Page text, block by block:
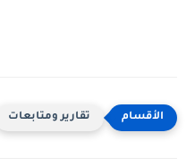
تقارير ومتابعات